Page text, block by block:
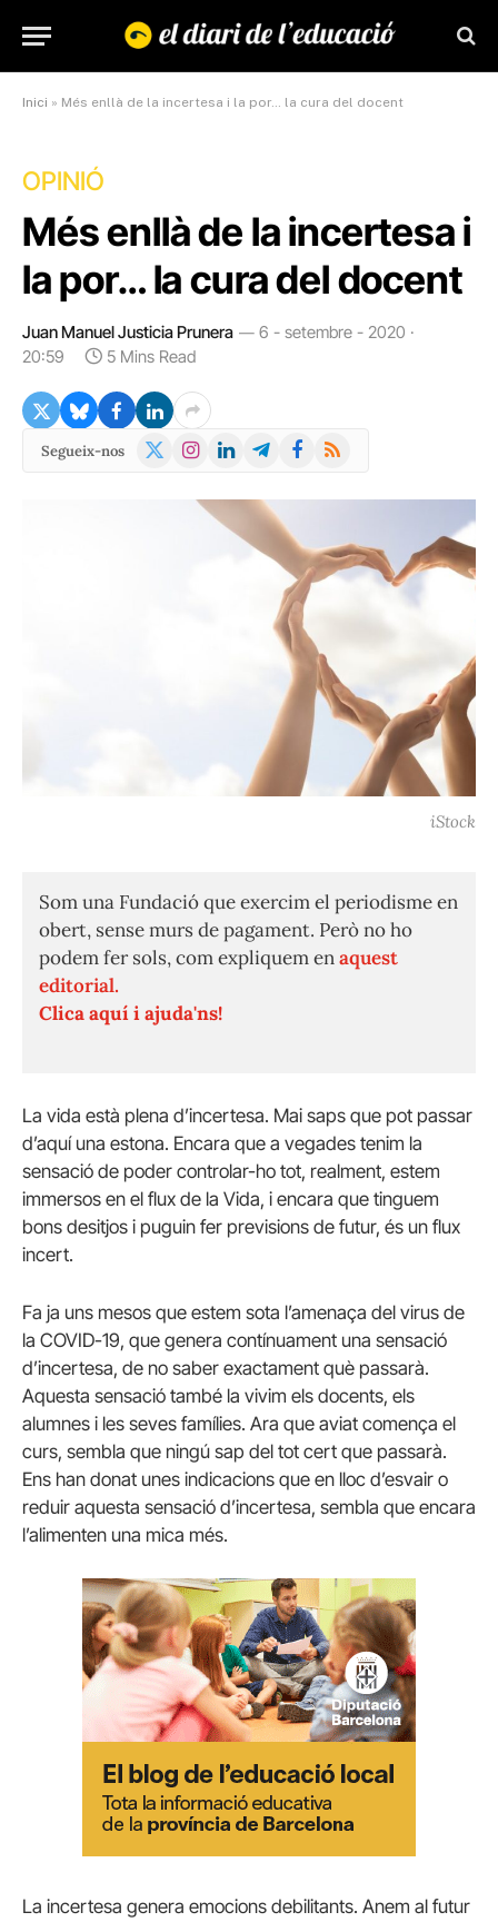
Inici » Més enllà de la incertesa i la por… la cura del docent
OPINIÓ
Més enllà de la incertesa i
la por… la cura del docent
Juan Manuel Justicia Prunera
6 - setembre - 2020 ·
20:59
5 Mins Read
Segueix-nos
X
Instagram
LinkedInTelegramFacebook
RSS
iStock
Som una Fundació que exercim el periodisme en
obert, sense murs de pagament. Però no ho
podem fer sols, com expliquem enaquest
editorial.
Clica aquí i ajuda'ns!
La vida està plena d’incertesa. Mai saps que pot passar
d’aquí una estona. Encara que a vegades tenim la
sensació de poder controlar-ho tot, realment, estem
immersos en el flux de la Vida, i encara que tinguem
bons desitjos i puguin fer previsions de futur, és un flux
incert.
Fa ja uns mesos que estem sota l’amenaça del virus de
la COVID-19, que genera contínuament una sensació
d’incertesa, de no saber exactament què passarà.
Aquesta sensació també la vivim els docents, els
alumnes i les seves famílies. Ara que aviat comença el
curs, sembla que ningú sap del tot cert que passarà.
Ens han donat unes indicacions que en lloc d’esvair o
reduir aquesta sensació d’incertesa, sembla que encara
l’alimenten una mica més.
La incertesa genera emocions debilitants. Anem al futur